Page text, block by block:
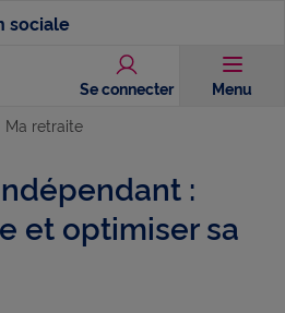
sociale
Se connecter Menu
Ma retraite
:
et optimiser sa